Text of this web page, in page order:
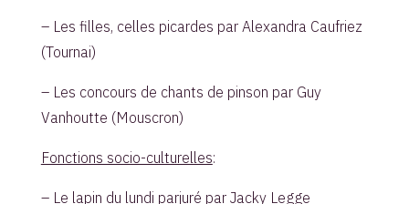
– Les filles, celles picardes par Alexandra Caufriez
(Tournai)
– Les concours de chants de pinson par Guy
Vanhoutte (Mouscron)
Fonctions socio-culturelles:
– Le lapin du lundi parjuré par Jacky Legge